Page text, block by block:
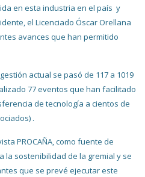
en esta industria en el país y
el Licenciado Óscar Orellana
avances que han permitido
actual se pasó de 117 a 1019
77 eventos que han facilitado
de tecnología a cientos de
.
PROCAÑA, como fuente de
la sostenibilidad de la gremial y se
que se prevé ejecutar este